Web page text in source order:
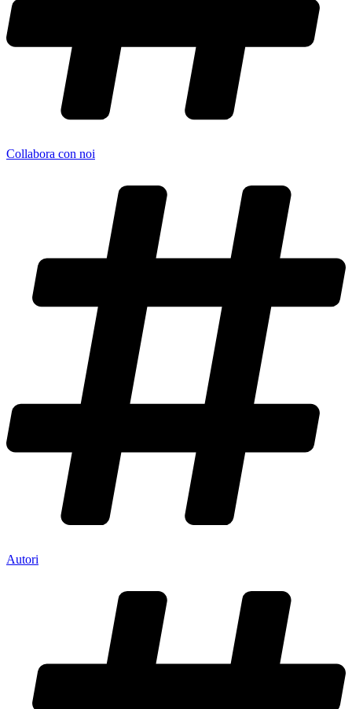
Collabora con noi
Autori